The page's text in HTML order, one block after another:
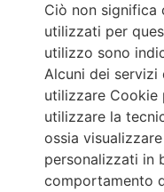
Ciò non significa
utilizzati per
utilizzo sono
Alcuni dei
utilizzare Cookie
utilizzare la
ossia
personalizzati in
comportamento